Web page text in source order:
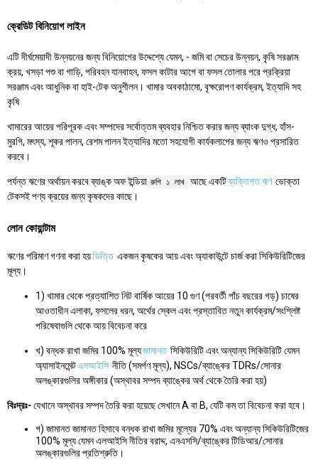
ক্রেডিট বিনিয়োগ লাইন
এটি দীর্ঘমেয়াদী উন্নয়নের জন্য বিনিয়োগের উদ্দেশ্যে যেমন, - জমি বা সেচের উন্নয়ন, কৃষি সরঞ্জাম
ক্রয়, খসড়া পশু বা গাড়ি, পরিবহন যানবাহন, ফসল কাটার আগে বা ফসল তোলার পরে প্রক্রিয়া
সরঞ্জাম এবং আধুনিক বা হাই-টেক অনুশীলন। খামার অবকাঠামো, বৃক্ষরোপণ কার্যক্রম, ইত্যাদি সহ
কৃষি
খামারের আয়ের পরিপূরক এবং সম্পদের সর্বোত্তম ব্যবহার নিশ্চিত করার জন্য ব্যাংক দুগ্ধ, হাঁস-
মুরগি, মৎস্য, শূকর পালন, রেশম পালন ইত্যাদির মতো সহযোগী কার্যকলাপের জন্য ঋণও প্রসারিত
করবে।
পর্যন্ত ঋণের অর্থায়ন করবে ব্যাঙ্ক অফ ইন্ডিয়া রুপি ১ লাখ আছে একটিব্যক্তিগত ঋণ ভোক্তা
টেকসই পণ্য ক্রয়ের জন্য কৃষকদের কাছে।
লোন কোয়ান্টাম
ঋণের পরিমাণ গণনা করা হয়ভিত্তি একজন কৃষকের আয় এবং অ্যাকাউন্টে চার্জ করা সিকিউরিটিজের
মূল্য।
1) খামার থেকে প্রত্যাশিত নিট বার্ষিক আয়ের 10 গুণ (পরবর্তী পাঁচ বছরের গড়) চাষের
আওতাধীন এলাকা, ফসলের ধরন, অর্থের স্কেল এবং প্রস্তাবিত নতুন কার্যক্রম/সংশ্লিষ্ট
পরিষেবাগুলি থেকে আয় বিবেচনা করে
খ) বন্ধক রাখা জমির 100% মূল্যজামানত সিকিউরিটি এবং অন্যান্য সিকিউরিটি যেমন
অ্যাসাইনমেন্টএলআইসি নীতি (সমর্পণ মূল্য), NSCs/ব্যাঙ্কের TDRs/সোনার
অলঙ্কারগুলির অঙ্গীকার (অস্থাবর সম্পদ ব্যাঙ্কের অর্থ থেকে তৈরি করা হয়)
বিঃদ্রঃ-যেখানে অস্থাবর সম্পদ তৈরি করা হয়েছে সেখানে A বা B, যেটি কম তা বিবেচনা করা হবে।
গ) জামানত জামানত হিসাবে বন্ধক রাখা জমির মূল্যের 70% এবং অন্যান্য সিকিউরিটিজের
100% মূল্য যেমন এলআইসি নীতির বরাদ্দ, এনএসসি/ব্যাঙ্কের টিডিআর/সোনার
অলঙ্কারগুলির প্রতিশ্রুতি।